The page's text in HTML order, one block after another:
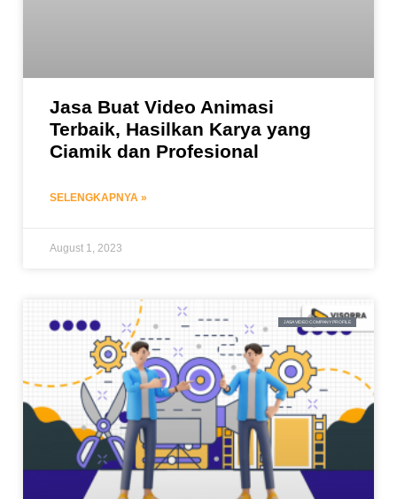
Jasa Buat Video Animasi
Terbaik, Hasilkan Karya yang
Ciamik dan Profesional
SELENGKAPNYA »
August 1, 2023
JASA VIDEO COMPANY PROFILE